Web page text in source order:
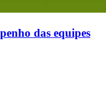
das equipes